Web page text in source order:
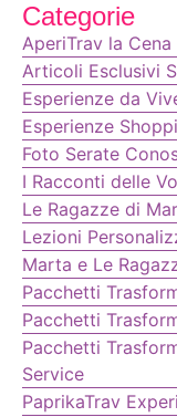
Categorie
AperiTrav la
Articoli Esclusivi
Esperienze da
Esperienze
Foto Serate
I Racconti delle
Le Ragazze di
Lezioni
Marta e Le
Pacchetti
Pacchetti
Pacchetti
Service
PaprikaTrav